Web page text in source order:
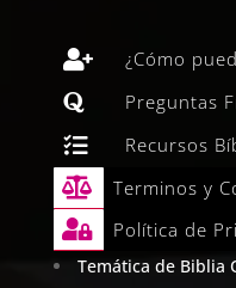
 ¿Cómo
 Preguntas
 Recursos
 Terminos y
 Política de
Temática de Biblia